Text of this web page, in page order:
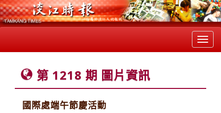
第 1218 期 圖片資訊
國際處端午節慶活動